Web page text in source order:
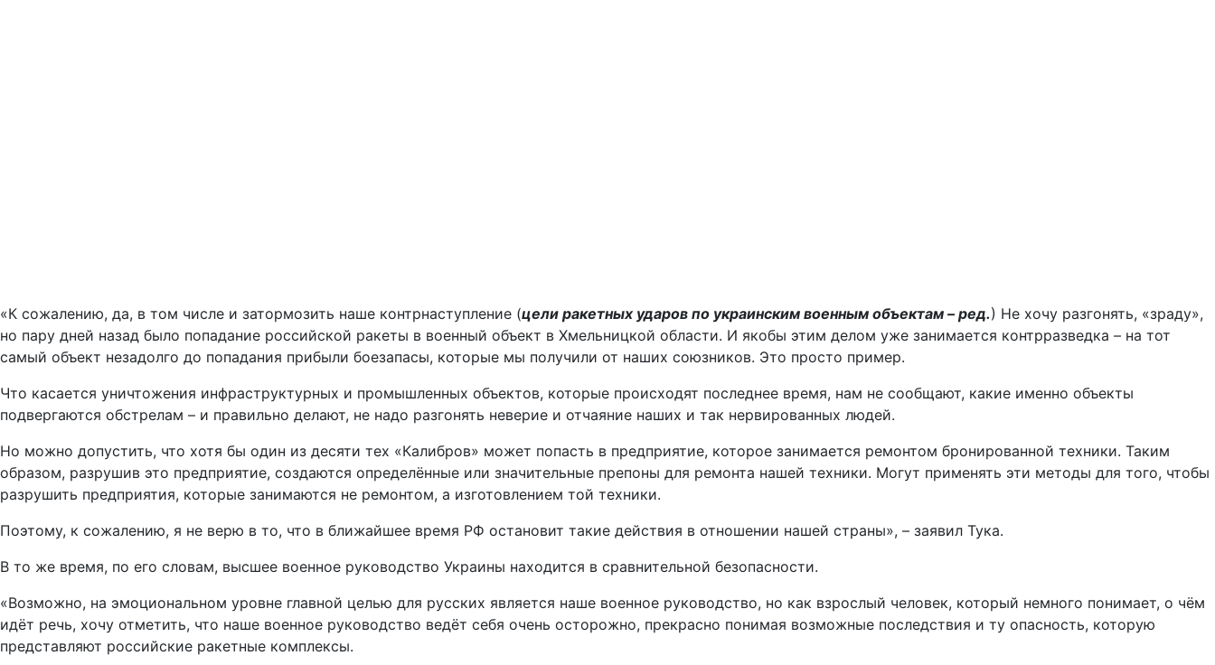
«К сожалению, да, в том числе и затормозить наше контрнаступление (цели ракетных ударов по украинским военным объектам – ред.) Не хочу разгонять, «зраду»,
но пару дней назад было попадание российской ракеты в военный объект в Хмельницкой области. И якобы этим делом уже занимается контрразведка – на тот
самый объект незадолго до попадания прибыли боезапасы, которые мы получили от наших союзников. Это просто пример.
Что касается уничтожения инфраструктурных и промышленных объектов, которые происходят последнее время, нам не сообщают, какие именно объекты
подвергаются обстрелам – и правильно делают, не надо разгонять неверие и отчаяние наших и так нервированных людей.
Но можно допустить, что хотя бы один из десяти тех «Калибров» может попасть в предприятие, которое занимается ремонтом бронированной техники. Таким
образом, разрушив это предприятие, создаются определённые или значительные препоны для ремонта нашей техники. Могут применять эти методы для того, чтобы
разрушить предприятия, которые занимаются не ремонтом, а изготовлением той техники.
Поэтому, к сожалению, я не верю в то, что в ближайшее время РФ остановит такие действия в отношении нашей страны», – заявил Тука.
В то же время, по его словам, высшее военное руководство Украины находится в сравнительной безопасности.
«Возможно, на эмоциональном уровне главной целью для русских является наше военное руководство, но как взрослый человек, который немного понимает, о чём
идёт речь, хочу отметить, что наше военное руководство ведёт себя очень осторожно, прекрасно понимая возможные последствия и ту опасность, которую
представляют российские ракетные комплексы.